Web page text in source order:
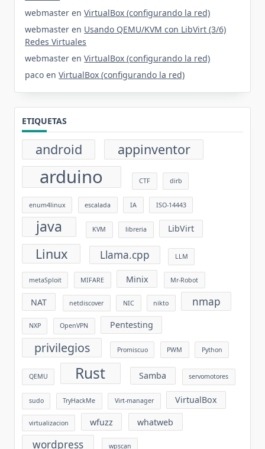
webmaster enVirtualBox (configurando la red)
webmaster en Usando QEMU/KVM con LibVirt (3/6)
Redes Virtuales
webmaster enVirtualBox (configurando la red)
paco enVirtualBox (configurando la red)
ETIQUETAS
android appinventor
arduino CTF dirb
enum4linux escalada IA ISO-14443
java KVM libreria LibVirt
Linux Llama.cpp LLM
metaSploit MIFARE Minix Mr-Robot
NAT netdiscover NIC nikto nmap
NXP OpenVPN Pentesting
privilegios Promiscuo PWM Python
QEMU Rust Samba servomotores
sudo TryHackMe Virt-manager VirtualBox
virtualizacion wfuzz whatweb
wordpress wpscan